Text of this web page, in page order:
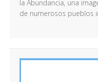
la Abundancia, una
de numerosos pueblos